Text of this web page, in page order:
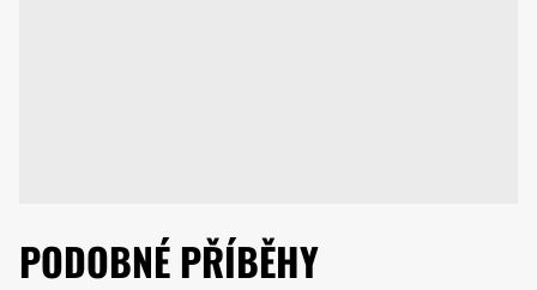
PODOBNÉ PŘÍBĚHY